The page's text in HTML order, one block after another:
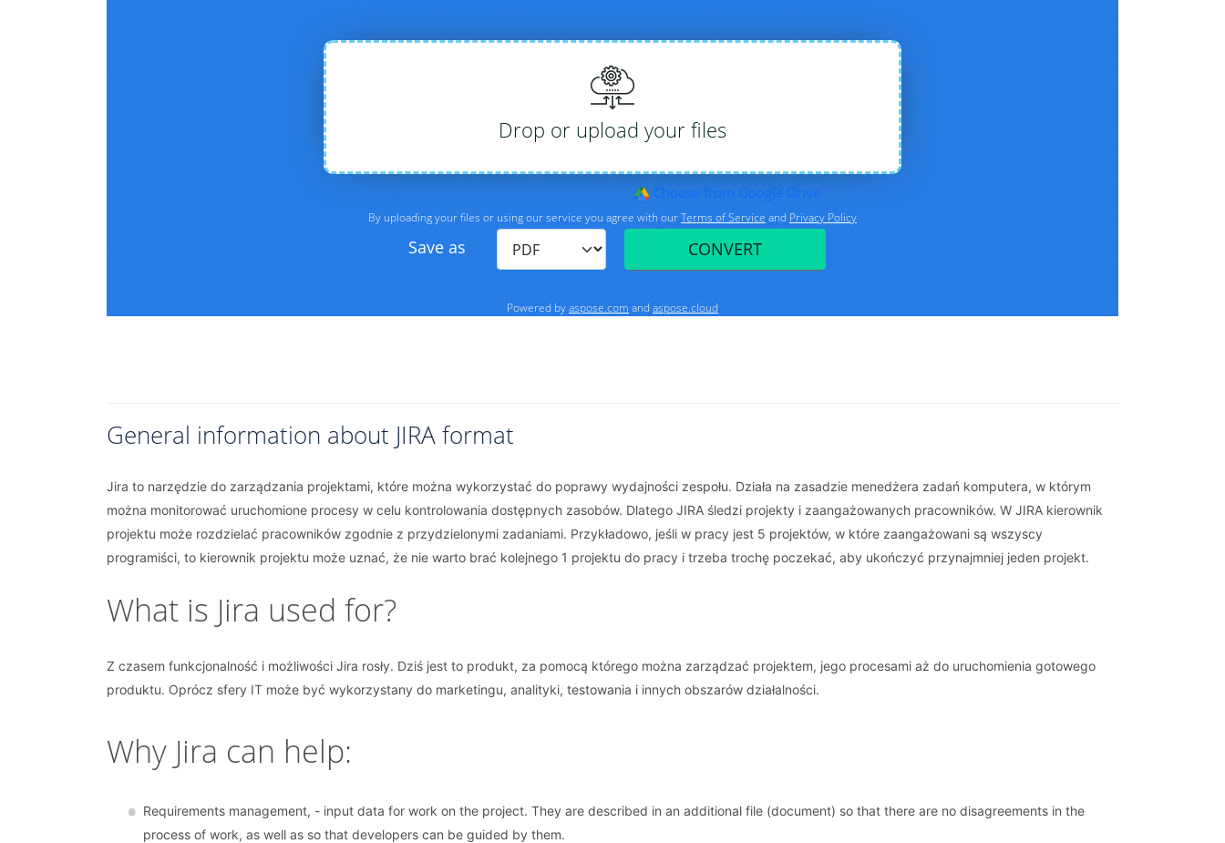
General information about JIRA format
Jira to narzędzie do zarządzania projektami, które można wykorzystać do poprawy wydajności zespołu. Działa na zasadzie menedżera zadań komputera, w którym
można monitorować uruchomione procesy w celu kontrolowania dostępnych zasobów. Dlatego JIRA śledzi projekty i zaangażowanych pracowników. W JIRA kierownik
projektu może rozdzielać pracowników zgodnie z przydzielonymi zadaniami. Przykładowo, jeśli w pracy jest 5 projektów, w które zaangażowani są wszyscy
programiści, to kierownik projektu może uznać, że nie warto brać kolejnego 1 projektu do pracy i trzeba trochę poczekać, aby ukończyć przynajmniej jeden projekt.
What is Jira used for?
Z czasem funkcjonalność i możliwości Jira rosły. Dziś jest to produkt, za pomocą którego można zarządzać projektem, jego procesami aż do uruchomienia gotowego
produktu. Oprócz sfery IT może być wykorzystany do marketingu, analityki, testowania i innych obszarów działalności.
Why Jira can help:
Requirements management, - input data for work on the project. They are described in an additional file (document) so that there are no disagreements in the
process of work, as well as so that developers can be guided by them.